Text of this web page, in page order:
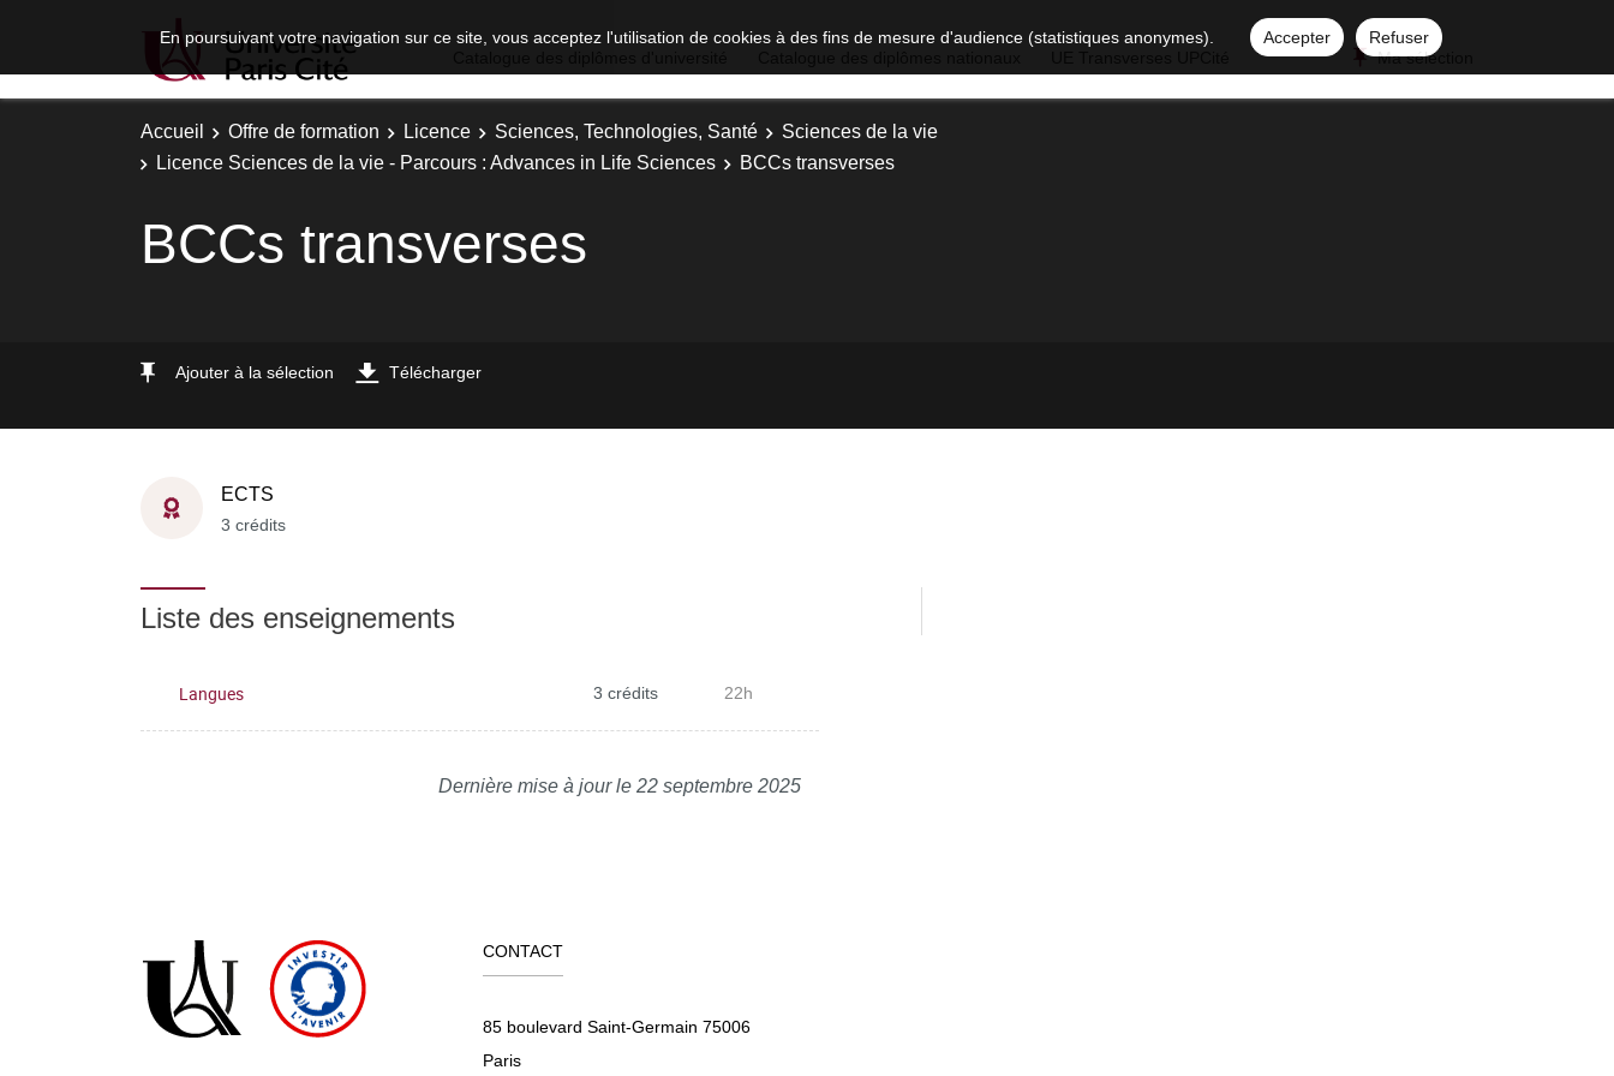
En poursuivant votre navigation sur ce site, vous acceptez l'utilisation de cookies à des fins de mesure d'audience (statistiques anonymes). Accepter
Refuser
Ma sélection
Accueil Offre de formation Licence Sciences, Technologies, Santé
Sciences de la vie
Licence Sciences de la vie - Parcours : Advances in Life Sciences
BCCs transverses
BCCs transverses
Ajouter à la sélection Télécharger
ECTS
3 crédits
Liste des enseignements
Langues 3 crédits 22h
Dernière mise à jour le 22 septembre 2025
CONTACT
85 boulevard Saint-Germain 75006
Paris